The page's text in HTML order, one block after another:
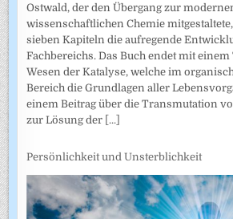
Ostwald, der den Übergang zur
wissenschaftlichen Chemie
sieben Kapiteln die aufregende
Fachbereichs. Das Buch endet mit einem
Wesen der Katalyse, welche im
Bereich die Grundlagen aller
einem Beitrag über die Transmutation
zur Lösung der [...]
Persönlichkeit und Unsterblichkeit